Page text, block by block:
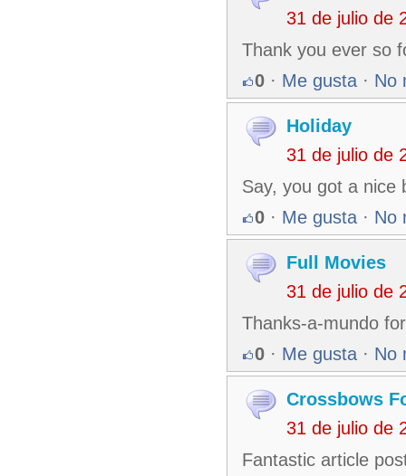
31 de julio de
Thank you ever so
0 · Me gusta · No
Holiday
31 de julio de
Say, you got a nice
0 · Me gusta · No
Full Movies
31 de julio de
Thanks-a-mundo
0 · Me gusta · No
Crossbows
31 de julio de
Fantastic article